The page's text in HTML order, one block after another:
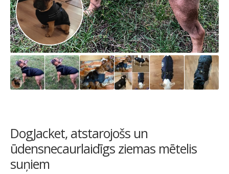
DogJacket, atstarojošs un
ūdensnecaurlaidīgs ziemas mētelis
suņiem